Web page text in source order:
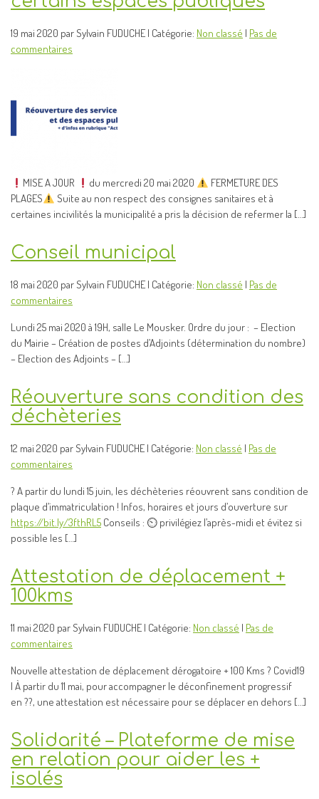
19 mai 2020 par Sylvain FUDUCHE | Catégorie: Non classé | Pas de
commentaires
MISE A JOUR du mercredi 20 mai 2020
FERMETURE DES
PLAGES
Suite au non respect des consignes sanitaires et à
certaines incivilités la municipalité a pris la décision de refermer la […]
Conseil municipal
18 mai 2020 par Sylvain FUDUCHE | Catégorie: Non classé | Pas de
commentaires
Lundi 25 mai 2020 à 19H, salle Le Mousker. Ordre du jour : – Election
du Mairie – Création de postes d’Adjoints (détermination du nombre)
– Election des Adjoints – […]
Réouverture sans condition des
déchèteries
12 mai 2020 par Sylvain FUDUCHE | Catégorie: Non classé | Pas de
commentaires
? A partir du lundi 15 juin, les déchèteries réouvrent sans condition de
plaque d’immatriculation ! Infos, horaires et jours d’ouverture sur
https://bit.ly/3fthRL5 Conseils : ⏲ privilégiez l’après-midi et évitez si
possible les […]
Attestation de déplacement +
100kms
11 mai 2020 par Sylvain FUDUCHE | Catégorie: Non classé | Pas de
commentaires
Nouvelle attestation de déplacement dérogatoire + 100 Kms ? Covid19
| À partir du 11 mai, pour accompagner le déconfinement progressif
en ??, une attestation est nécessaire pour se déplacer en dehors […]
Solidarité – Plateforme de mise
en relation pour aider les +
isolés